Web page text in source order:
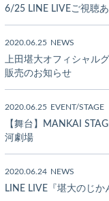
6/25 LINE LIVEご視聴
2020.06.25 NEWS
上田堪大オフィシャル
販売のお知らせ
2020.06.25 EVENT/STAGE
【舞台】MANKAI
河劇場
2020.06.24 NEWS
LINE LIVE『堪大のじ